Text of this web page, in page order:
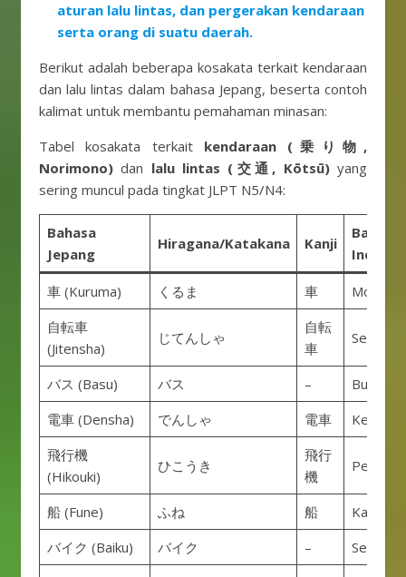
aturan lalu lintas, dan pergerakan kendaraan
serta orang di suatu daerah.
Berikut adalah beberapa kosakata terkait kendaraan
dan lalu lintas dalam bahasa Jepang, beserta contoh
kalimat untuk membantu pemahaman minasan:
Tabel kosakata terkait kendaraan (乗り物,
Norimono) dan lalu lintas (交通, Kōtsū)yang
sering muncul pada tingkat JLPT N5/N4:
Bahasa
Jepang
Hiragana/Katakana Kanji
Bahasa
車 (Kuruma) くるま 車
Mobil
自転車
(Jitensha)
じてんしゃ
自転
車
Sepeda
バス (Basu) バス –
Bus
電車 (Densha)
でんしゃ 電車
Kereta
飛行機
(Hikouki)
ひこうき
飛行
機
Pesawat
船 (Fune) ふね 船
Kapal
バイク (Baiku)
バイク –
Sepeda